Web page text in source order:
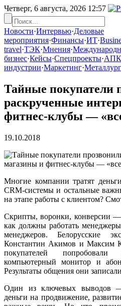
Четверг, 6 августа, 2026 12:57
Новости·Интервью·Деловые
мероприятия·Финансы·ИТ·
travel·ТЭК·Мнения·
бизнес·Кейсы·Спецпроекты·АПК
индустрии·Маркетинг·
Тайные покупатели
раскрученные
фитнес-клубы —
19.10.2018
Многие компании тратят
CRM-системы и остальные
на этапе работы с клиентом?
Скрипты, воронки, конверсии —
как должны работать
менеджеров. Белорусские
Константин Акимов и Максим
покупателей
компьютерный монитор и
Результаты общения они
Один из ключевых выводов
деньги на продвижение,